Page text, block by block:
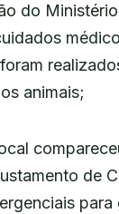
do
animais;
de